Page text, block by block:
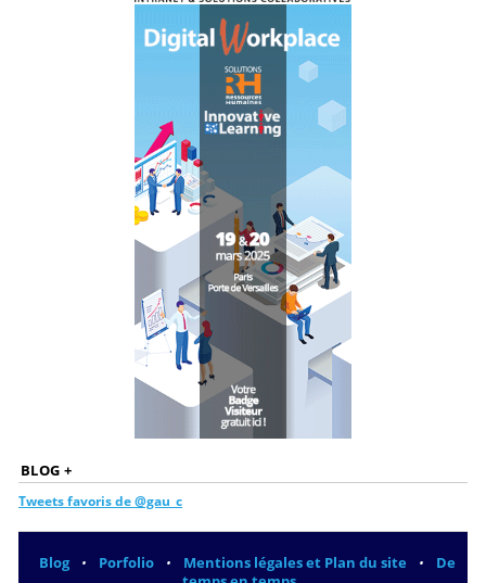
BLOG +
Tweets favoris de @gau_c
Blog • Porfolio • Mentions légales et Plan du site •
De